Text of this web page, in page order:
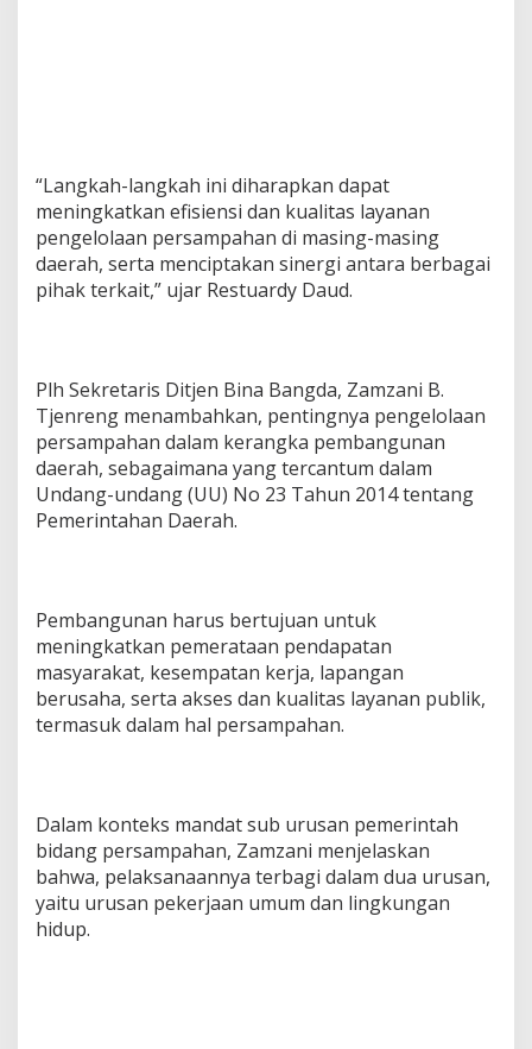
“Langkah-langkah ini diharapkan dapat
meningkatkan efisiensi dan kualitas layanan
pengelolaan persampahan di masing-masing
daerah, serta menciptakan sinergi antara berbagai
pihak terkait,” ujar Restuardy Daud.
Plh Sekretaris Ditjen Bina Bangda, Zamzani B.
Tjenreng menambahkan, pentingnya pengelolaan
persampahan dalam kerangka pembangunan
daerah, sebagaimana yang tercantum dalam
Undang-undang (UU) No 23 Tahun 2014 tentang
Pemerintahan Daerah.
Pembangunan harus bertujuan untuk
meningkatkan pemerataan pendapatan
masyarakat, kesempatan kerja, lapangan
berusaha, serta akses dan kualitas layanan publik,
termasuk dalam hal persampahan.
Dalam konteks mandat sub urusan pemerintah
bidang persampahan, Zamzani menjelaskan
bahwa, pelaksanaannya terbagi dalam dua urusan,
yaitu urusan pekerjaan umum dan lingkungan
hidup.